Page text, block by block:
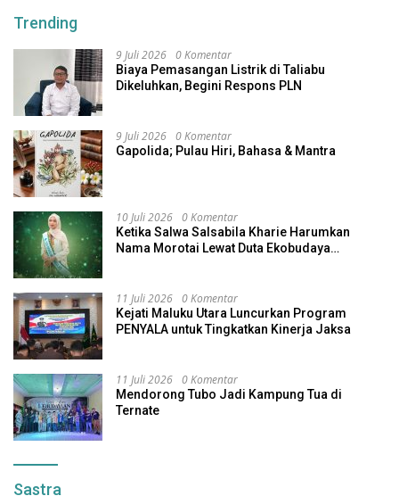
Trending
9 Juli 2026 0 Komentar
Biaya Pemasangan Listrik di Taliabu
Dikeluhkan, Begini Respons PLN
9 Juli 2026 0 Komentar
Gapolida; Pulau Hiri, Bahasa & Mantra
10 Juli 2026 0 Komentar
Ketika Salwa Salsabila Kharie Harumkan
Nama Morotai Lewat Duta Ekobudaya
11 Juli 2026 0 Komentar
Kejati Maluku Utara Luncurkan Program
PENYALA untuk Tingkatkan Kinerja Jaksa
11 Juli 2026 0 Komentar
Mendorong Tubo Jadi Kampung Tua di
Ternate
Sastra